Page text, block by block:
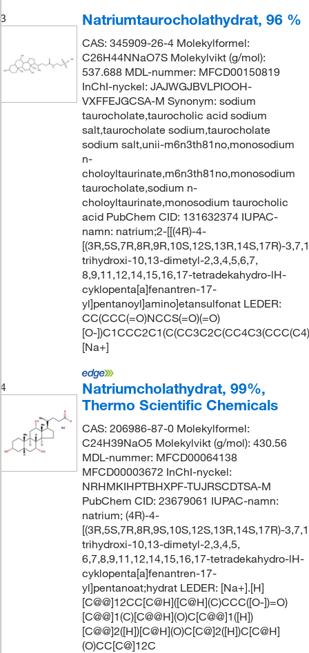
3
Natriumtaurocholathydrat, 96 %
CAS: 345909-26-4 Molekylformel:
C26H44NNaO7S Molekylvikt (g/mol):
537.688 MDL-nummer: MFCD00150819
InChI-nyckel: JAJWGJBVLPIOOH-
VXFFEJGCSA-M Synonym: sodium
taurocholate,taurocholic acid sodium
salt,taurocholate sodium,taurocholate
sodium salt,unii-m6n3th81no,monosodium
n-
choloyltaurinate,m6n3th81no,monosodium
taurocholate,sodium n-
choloyltaurinate,monosodium taurocholic
acid PubChem CID: 131632374 IUPAC-
namn: natrium;2-[[(4R)-4-
[(3R,5S,7R,8R,9R,10S,12S,13R,14S,17R)-
trihydroxi-10,13-dimetyl-2,3,4,5,6,7,
8,9,11,12,14,15,16,17-tetradekahydro-lH-
cyklopenta[a]fenantren-17-
yl]pentanoyl]amino]etansulfonat LEDER:
CC(CCC(=O)NCCS(=O)(=O)
[O-
[Na+]
4
Natriumcholathydrat, 99%,
Thermo Scientific Chemicals
CAS: 206986-87-0 Molekylformel:
C24H39NaO5 Molekylvikt (g/mol): 430.56
MDL-nummer: MFCD00064138
MFCD00003672 InChI-nyckel:
NRHMKIHPTBHXPF-TUJRSCDTSA-M
PubChem CID: 23679061 IUPAC-namn:
natrium; (4R)-4-
[(3R,5S,7R,8R,9S,10S,12S,13R,14S,17R)-
trihydroxi-10,13-dimetyl-2,3,4,5,
6,7,8,9,11,12,14,15,16,17-tetradekahydro-lH-
cyklopenta[a]fenantren-17-
yl]pentanoat;hydrat LEDER: [Na+].[H]
[C@@]12CC[C@H]([C@H](C)CCC([O-])=O)
[C@@]1(C)[C@@H](O)C[C@@]1([H])
[C@@]2([H])[C@H](O)C[C@]2([H])C[C@H]
(O)CC[C@]12C